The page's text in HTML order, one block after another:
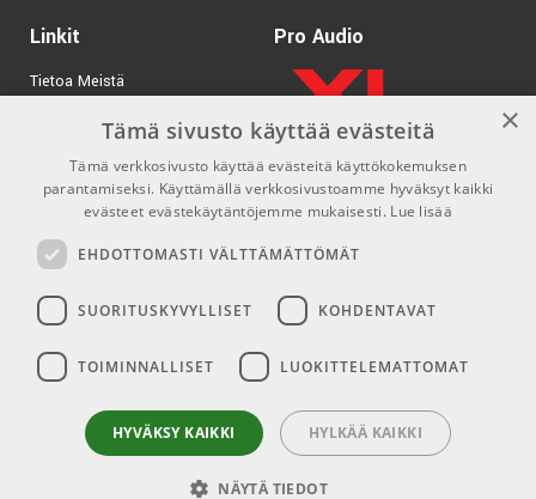
Linkit
Tietoa Meistä
Tuotemerkit
Kirjaudu
GDPR & Cookies
Myyntiehdot
Pro Audio
Yhteys
info@emnordic.fi
Sosiaaliset mediat
Facebook
Instagram
×
Tämä sivusto käyttää evästeitä
Tämä verkkosivusto käyttää evästeitä käyttökokemuksen
parantamiseksi. Käyttämällä verkkosivustoamme hyväksyt kaikki
evästeet evästekäytäntöjemme mukaisesti. Lue lisää
EHDOTTOMASTI VÄLTTÄMÄTTÖMÄT
SUORITUSKYVYLLISET KOHDENTAVAT
TOIMINNALLISET LUOKITTELEMATTOMAT
HYVÄKSY KAIKKI HYLKÄÄ KAIKKI
NÄYTÄ TIEDOT